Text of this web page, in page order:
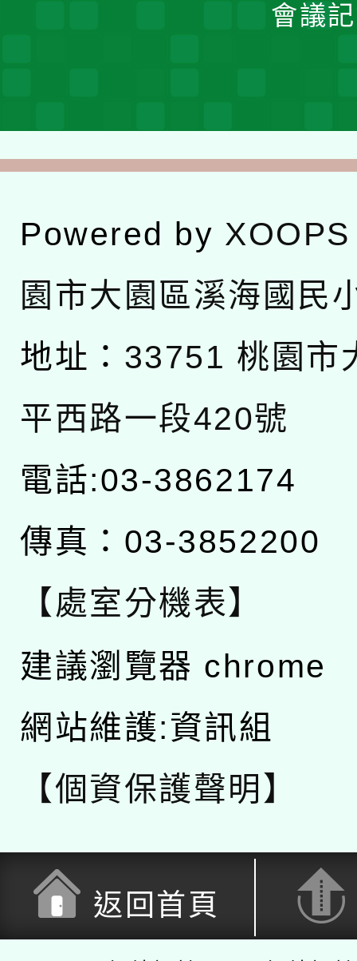
會議
Powered by XOOPS
園市大園區溪海國民
地址： 33751 桃園市
平西路一段420號
電話:03-3862174
傳真：03-3852200
【處室分機表】
建議瀏覽器 chrome
網站維護:資訊組
【個資保護聲明】
返回首頁